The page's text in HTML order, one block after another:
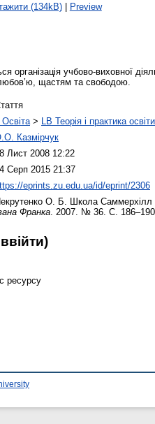
(134kB)| Preview
організація учбово-виховної
щастям та свободою.
Освіта > LB Теорія і практика освіти
Казмірчук
Лист 2008 12:22
Серп 2015 21:37
eprints.zu.edu.ua/id/eprint/2306
О. Б. Школа Саммерхілл
Франка . 2007. № 36. С. 186–190.
ресурсу